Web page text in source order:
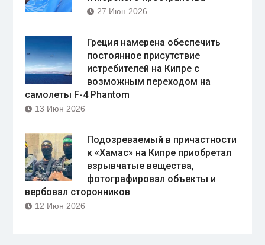
27 Июн 2026
Греция намерена обеспечить
постоянное присутствие
истребителей на Кипре с
возможным переходом на
самолеты F-4 Phantom
13 Июн 2026
Подозреваемый в причастности
к «Хамас» на Кипре приобретал
взрывчатые вещества,
фотографировал объекты и
вербовал сторонников
12 Июн 2026